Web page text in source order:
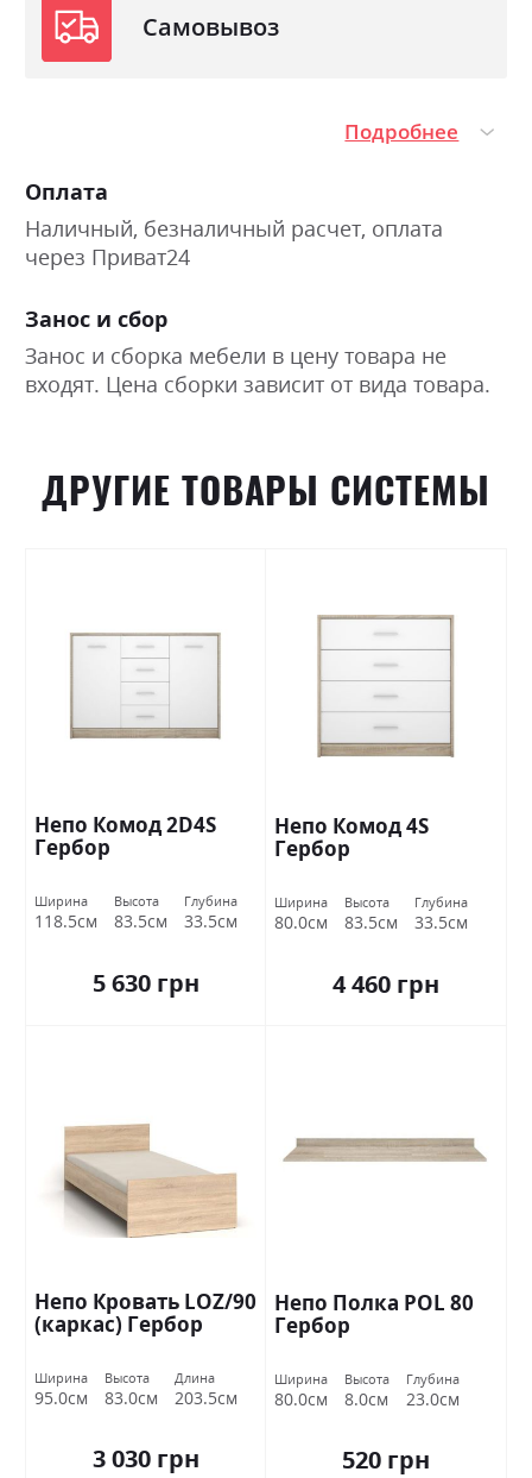
Самовывоз
Подробнее
Оплата
Наличный, безналичный расчет, оплата
через Приват24
Занос и сбор
Занос и сборка мебели в цену товара не
входят. Цена сборки зависит от вида товара.
ДРУГИЕ ТОВАРЫ СИСТЕМЫ
Непо Комод 2D4S
Гербор
Ширина
118.5см
Высота
83.5см
Глубина
33.5см
5 630 грн
Непо Комод 4S
Гербор
Ширина
80.0см
Высота
83.5см
Глубина
33.5см
4 460 грн
Непо Кровать LOZ/90
(каркас) Гербор
Ширина
95.0см
Высота
83.0см
Длина
203.5см
3 030 грн
Непо Полка POL 80
Гербор
Ширина
80.0см
Высота
8.0см
Глубина
23.0см
520 грн